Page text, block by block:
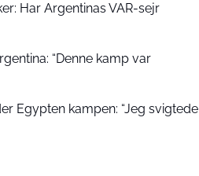
Har Argentinas VAR-sejr
“Denne kamp var
Egypten kampen: “Jeg svigtede